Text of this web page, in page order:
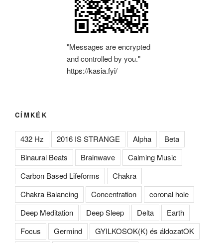
"Messages are encrypted
and controlled by you."
https://kasia.fyi/
CÍMKÉK
432 Hz 2016 IS STRANGE Alpha
Beta
Binaural Beats
Brainwave
Calming Music
Carbon Based Lifeforms
Chakra
Chakra Balancing
Concentration
coronal hole
Deep Meditation
Deep Sleep Delta
Earth
Focus
Germind
GYILKOSOK(K) és áldozatOK